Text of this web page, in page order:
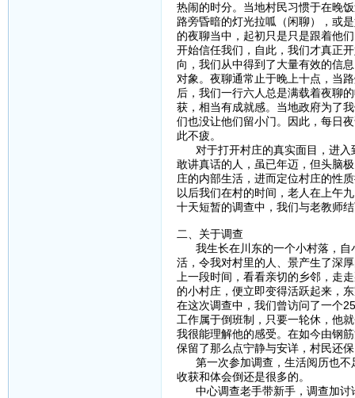
热闹的时分。当地村民习惯于在晚
路旁昏暗的灯光拉呱（闲聊），或
的夜聊当中，起初只是只是跟着他
开始信任我们，自此，我们才真正
向，我们从中得到了大量有效的信
对象。夜聊通常止于晚上十点，当
后，我们一行六人总是满载着夜聊
获，相当有成就感。当地政府为了
们也没让他们留小门。因此，每日
此不疲。
对于打开村庄的真实面目，进入
敢讲真话的人，虽已年迈，但头脑
庄的内部生活，进而定位村庄的性
以后我们在村的时间，老人在上午
十天短暂的调查中，我们与老教师
二、关于调查
我生长在川东的一个小村落，自
活，令我对村里的人、景产生了深
上一段时间，看看亲切的乡邻，走
的小村庄，便立即变得活跃起来，
在这次调查中，我们曾访问了一个
工作属于倒班制，只要一轮休，他
我很能理解他的感受。在如今由钢
保留了那么点宁静与安详，村民还
第一次参加调查，生活阅历也不
收获和体会倒还是很多的。
中心调查老手带新手，调查加讨